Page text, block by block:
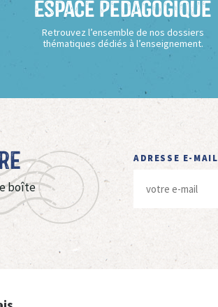
Espace Pédagogique
Retrouvez l’ensemble de nos dossiers
thématiques dédiés à l’enseignement.
boîte
ADRESSE E-MAIL